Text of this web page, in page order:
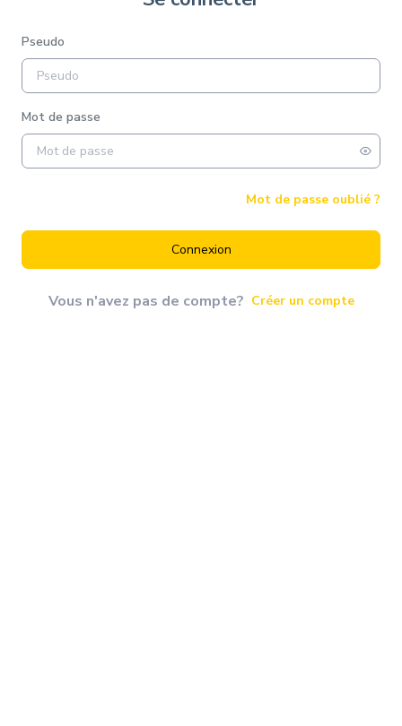
Pseudo
Mot de passe
Mot de passe oublié ?
Connexion
Vous n'avez pas de compte? Créer un compte